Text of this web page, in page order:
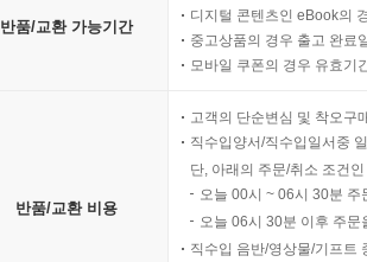
반품/교환 가능기간
디지털 콘텐츠인 eBook의
중고상품의 경우 출고 완료
모바일 쿠폰의 경우 유효기
반품/교환 비용
고객의 단순변심 및 착오구
직수입양서/직수입일서중
단, 아래의 주문/취소 조건
오늘 00시 ~ 06시 30분
오늘 06시 30분 이후 주
직수입 음반/영상물/기프트